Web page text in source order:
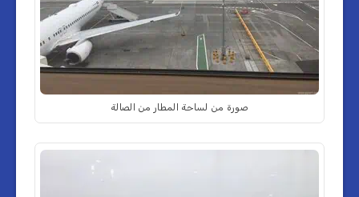
صورة من لساحة المطار من الصالة